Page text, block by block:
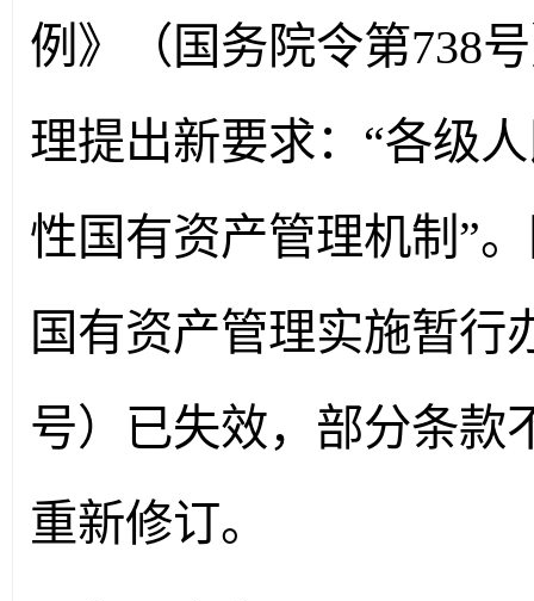
例》（国务院令第738
理提出新要求：“各级
性国有资产管理机制”
国有资产管理实施暂行
号）已失效，部分条款
重新修订。